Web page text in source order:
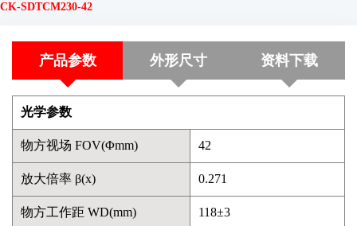
CK-SDTCM230-42
产品参数 外形尺寸 资料下载
光学参数
物方视场 FOV(Φmm) 42
放大倍率 β(x) 0.271
物方工作距 WD(mm) 118±3